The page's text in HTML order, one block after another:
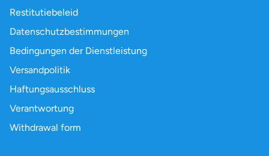
Restitutiebeleid
Datenschutzbestimmungen
Bedingungen der Dienstleistung
Versandpolitik
Haftungsausschluss
Verantwortung
Withdrawal form